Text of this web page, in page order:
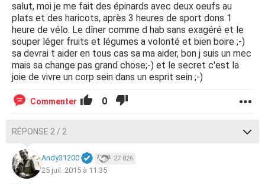
salut, moi je me fait des épinards avec deux oeufs au
plats et des haricots, après 3 heures de sport dons 1
heure de vélo. Le dîner comme d hab sans exagéré et le
souper léger fruits et légumes a volonté et bien boire ;-)
sa devrai t aider en tous cas sa ma aider, bon j suis un mec
mais sa change pas grand chose;-) et le secret c'est la
joie de vivre un corp sein dans un esprit sein ;-)
Commenter 0
RÉPONSE 2 / 2
Andy31200 27 826
25 juil. 2015 à 11:35